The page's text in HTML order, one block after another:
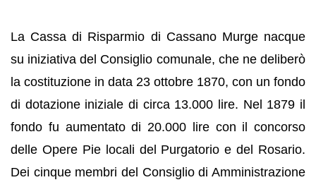
La Cassa di Risparmio di Cassano Murge nacque
su iniziativa del Consiglio comunale, che ne deliberò
la costituzione in data 23 ottobre 1870, con un fondo
di dotazione iniziale di circa 13.000 lire. Nel 1879 il
fondo fu aumentato di 20.000 lire con il concorso
delle Opere Pie locali del Purgatorio e del Rosario.
Dei cinque membri del Consiglio di Amministrazione